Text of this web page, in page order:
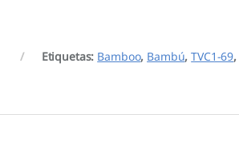
Etiquetas: Bamboo, Bambú,TVC1-69,